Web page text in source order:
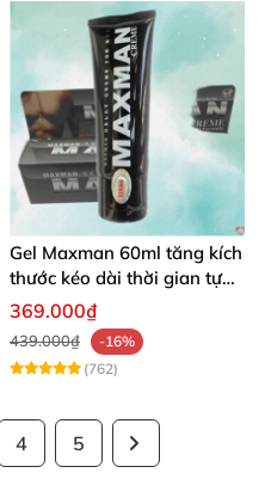
Gel Maxman 60ml tăng kích
thước kéo dài thời gian tự
nhiên
369.000₫
439.000₫
-16%
(762)
4 5